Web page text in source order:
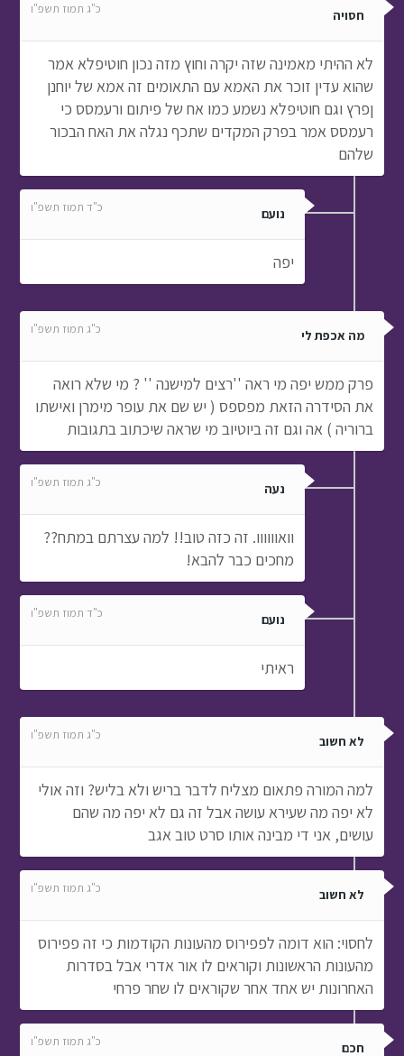
חסויה כ"ג תמוז תשפ"ו
לא ההיתי מאמינה שזה יקרה וחוץ מזה נכון חוטיפלא אמר
שהוא עדין זוכר את האמא עם התאומים זה אמא של יוחנן
ןפרץ וגם חוטיפלא נשמע כמו אח של פיתום ורעמסס כי
רעמסס אמר בפרק המקדים שתכף נגלה את האח הבכור
שלהם
נועם כ"ד תמוז תשפ"ו
יפה
מה אכפת לי כ"ג תמוז תשפ"ו
פרק ממש יפה מי ראה ''רצים למישנה '' ? מי שלא רואה
את הסידרה הזאת מפספס ( יש שם את עופר מימרן ואישתו
ברוריה ) אה וגם זה ביוטיוב מי שראה שיכתוב בתגובות
נעה כ"ג תמוז תשפ"ו
וואוווווו. זה כזה טוב!! למה עצרתם במתח??
מחכים כבר להבא!
נועם כ"ד תמוז תשפ"ו
ראיתי
לא חשוב כ"ג תמוז תשפ"ו
למה המורה פתאום מצליח לדבר בריש ולא בליש? וזה אולי
לא יפה מה שעירא עושה אבל זה גם לא יפה מה שהם
עושים, אני די מבינה אותו סרט טוב אגב
לא חשוב כ"ג תמוז תשפ"ו
לחסוי: הוא דומה לפפירוס מהעונות הקודמות כי זה פפירוס
מהעונות הראשונות וקוראים לו אור אדרי אבל בסדרות
האחרונות יש אחד אחר שקוראים לו שחר פרחי
חכם כ"ג תמוז תשפ"ו